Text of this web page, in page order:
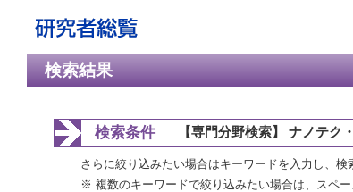
検索結果
検索条件 【専門分野検索】 ナノテク
さらに絞り込みたい場合はキーワードを入力し、
※ 複数のキーワードで絞り込みたい場合は、スペー